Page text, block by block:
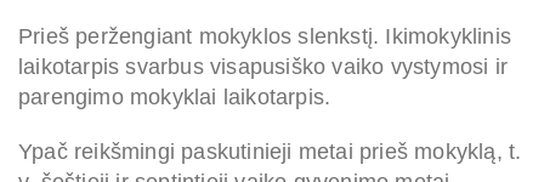
Prieš peržengiant mokyklos slenkstį. Ikimokyklinis
laikotarpis svarbus visapusiško vaiko vystymosi ir
parengimo mokyklai laikotarpis.
Ypač reikšmingi paskutinieji metai prieš mokyklą, t.